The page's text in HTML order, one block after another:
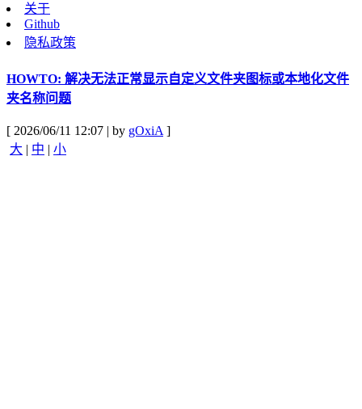
关于
Github
隐私政策
HOWTO: 解决无法正常显示自定义文件夹图标或本地化文件
夹名称问题
[ 2026/06/11 12:07 | by gOxiA]
大 | 中 | 小